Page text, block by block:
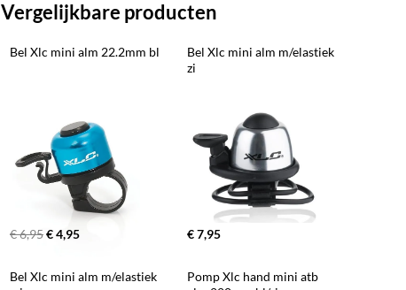
Vergelijkbare producten
Bel Xlc mini alm 22.2mm bl
€ 6,95€ 4,95
Bel Xlc mini alm m/elastiek
zi
€ 7,95
Bel Xlc mini alm m/elastiek
Pomp Xlc hand mini atb